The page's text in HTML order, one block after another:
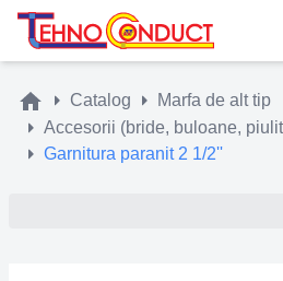
Catalog
Marfa de alt tip
Accesorii (bride, buloane,
Garnitura paranit 2 1/2''